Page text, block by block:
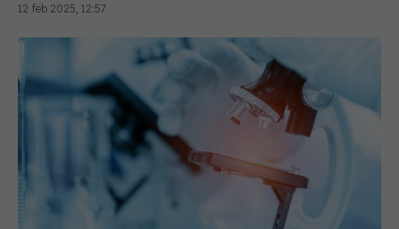
12 feb 2025, 12:57